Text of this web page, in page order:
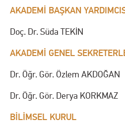
AKADEMİ BAŞKAN
Doç. Dr. Süda TEKİN
AKADEMİ GENEL
Dr. Öğr. Gör. Özlem AKDOĞAN
Dr. Öğr. Gör. Derya KORKMAZ
BİLİMSEL KURUL